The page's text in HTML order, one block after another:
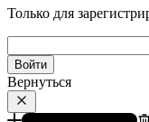
Только для
Войти
Вернуться